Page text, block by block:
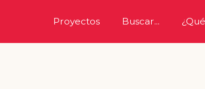
Proyectos(current)Buscar...